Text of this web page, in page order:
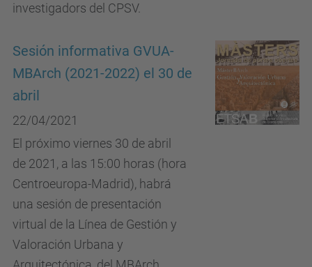
investigadors del CPSV.
Sesión informativa GVUA-
MBArch (2021-2022) el 30 de
abril
22/04/2021
El próximo viernes 30 de abril
de 2021, a las 15:00 horas (hora
Centroeuropa-Madrid), habrá
una sesión de presentación
virtual de la Línea de Gestión y
Valoración Urbana y